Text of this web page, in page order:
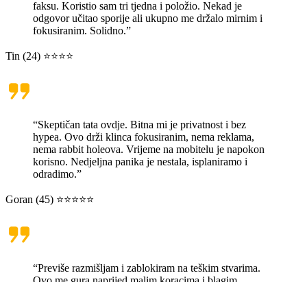
faksu. Koristio sam tri tjedna i položio. Nekad je
odgovor učitao sporije ali ukupno me držalo mirnim i
fokusiranim. Solidno.”
Tin (24) ⭐⭐⭐⭐
“Skeptičan tata ovdje. Bitna mi je privatnost i bez
hypea. Ovo drži klinca fokusiranim, nema reklama,
nema rabbit holeova. Vrijeme na mobitelu je napokon
korisno. Nedjeljna panika je nestala, isplaniramo i
odradimo.”
Goran (45) ⭐⭐⭐⭐⭐
“Previše razmišljam i zablokiram na teškim stvarima.